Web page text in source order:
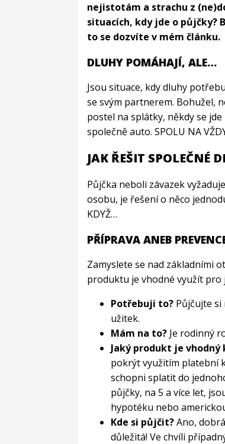
nejistotám a strachu z
situacích, kdy jde o půjčky?
to se dozvíte v mém článku.
DLUHY POMÁHAJÍ, ALE…
Jsou situace, kdy dluhy
se svým partnerem. Bohužel,
postel na splátky, někdy se
společně auto. SPOLU NA
JAK ŘEŠIT SPOLEČNÉ
Půjčka neboli závazek
osobu, je řešení o něco
KDYŽ…
PŘÍPRAVA ANEB
Zamyslete se nad základními
produktu je vhodné využít pro
Potřebuji to? Půjčujte
užitek.
Mám na to? Je rodinný
Jaký produkt je vhodný
pokrýt využitím platební
schopni splatit do
půjčky, na 5 a více let,
hypotéku nebo
Kde si půjčit?Ano,
důležitá! Ve chvíli